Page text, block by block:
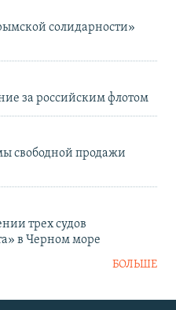
солидарности»
за российским флотом
свободной продажи
трех судов
в Черном море
БОЛЬШЕ